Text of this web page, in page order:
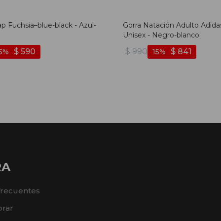
Fuchsia–blue-black - Azul-
$ 590
Gorra Natación Adulto
Unisex - Negro-blanco
$ 990 $ 841
15